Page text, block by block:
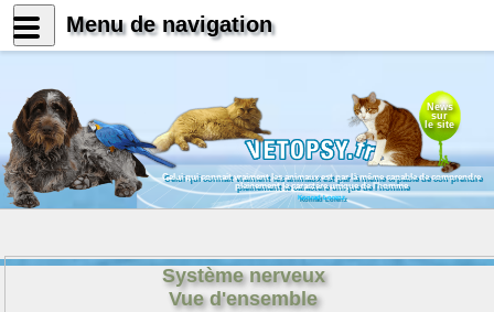
News
sur
le site
Celui qui connait vraiment les animaux est par là même capable de comprendre
pleinement le caractère unique de l'homme
Konrad Lorenz
Système nerveux
Vue d'ensemble
Menu de navigation